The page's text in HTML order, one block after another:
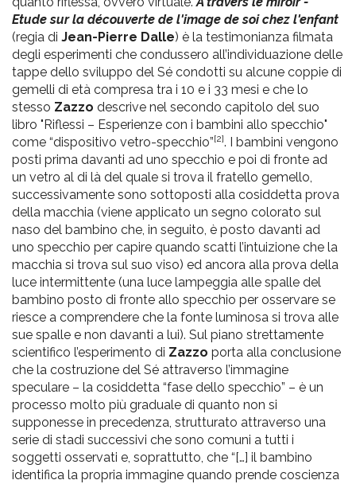
Etude sur la découverte de l'image de soi chez l'enfant
(regia di Jean-Pierre Dalle) è la testimonianza filmata
degli esperimenti che condussero all’individuazione delle
tappe dello sviluppo del Sé condotti su alcune coppie di
gemelli di età compresa tra i 10 e i 33 mesi e che lo
stesso Zazzo descrive nel secondo capitolo del suo
libro "Riflessi – Esperienze con i bambini allo specchio"
come “dispositivo vetro-specchio”[2]. I bambini vengono
posti prima davanti ad uno specchio e poi di fronte ad
un vetro al di là del quale si trova il fratello gemello,
successivamente sono sottoposti alla cosiddetta prova
della macchia (viene applicato un segno colorato sul
naso del bambino che, in seguito, è posto davanti ad
uno specchio per capire quando scatti l’intuizione che la
macchia si trova sul suo viso) ed ancora alla prova della
luce intermittente (una luce lampeggia alle spalle del
bambino posto di fronte allo specchio per osservare se
riesce a comprendere che la fonte luminosa si trova alle
sue spalle e non davanti a lui). Sul piano strettamente
scientifico l’esperimento di Zazzo porta alla conclusione
che la costruzione del Sé attraverso l’immagine
speculare – la cosiddetta “fase dello specchio” – è un
processo molto più graduale di quanto non si
supponesse in precedenza, strutturato attraverso una
serie di stadi successivi che sono comuni a tutti i
soggetti osservati e, soprattutto, che “[…] il bambino
identifica la propria immagine quando prende coscienza